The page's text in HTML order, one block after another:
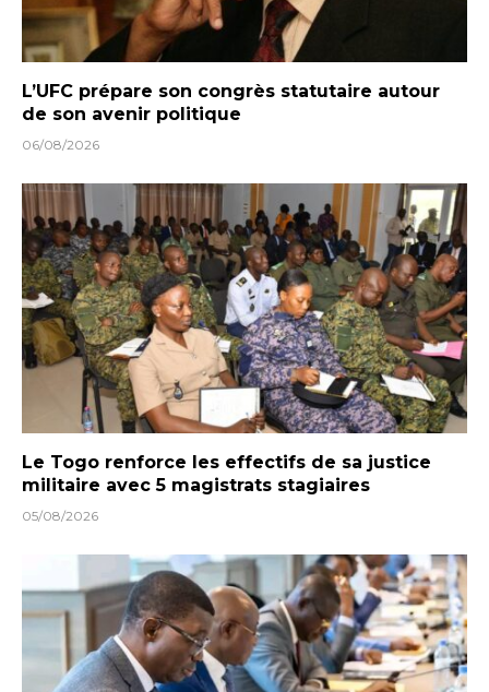
L’UFC prépare son congrès statutaire autour
de son avenir politique
06/08/2026
Le Togo renforce les effectifs de sa justice
militaire avec 5 magistrats stagiaires
05/08/2026